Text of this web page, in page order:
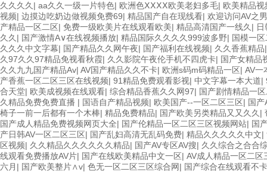
久久久久 | aa久久一级一片特色| 欧洲色ⅩⅩⅩⅩ欧美老妇多毛| 欧美精品
视频| 边摸边吃奶边做视频免费69| 精品国产自在现线看| 欢迎访问AV之
产精品一区二区| 免费一级欧美片在线观看欧美| 精品高清国产一线久 |
久久 | 国产激情A∨在线视频播放| 精品国际久久久久999波多野| 国模一
久久久中文字幕| 国产精品久久网午夜| 国产福利在线视频| 久久香蕉精品
久97久久97精品免视看秋霞| 久久影院午夜伦手机不四虎卡| 国产女精品
久久九九国产精品Av| AV国产精品久久不卡| 欧洲s码m码精品一区| AV一
产香蕉一区二区三区在线视频| 91精品免费观看影视| 中文字幕一本大道|
合天堂| 欧美成视频在线观看| 综合精品香蕉久久网97| 国产剧情精品一
久精品免费免费直播 | 国语自产精品视频| 欧美国产--一区二区三区| 国产
椅子一前一后都有一个木棒| 精品免费精品| 国产欧美另类精品又又久久 |
国产成人精品免费视频网页大全| 国产伦精品一区二区三区视频网站| 国
产日韩AV一区二区三区| 国产乱妇高清无乱码免费| 精品久久久久久中文|
区视频| 久久精品久久久久久久精品| 国产AV专区AV搜| 久久综合之合合
线观看免费播放AV片| 国产在线欧美精品中文一区| AV成人精品一区二区
六月 | 国产欧美整片∧v| 色无一区二区三区综合网| 国产综合在线观看不卡